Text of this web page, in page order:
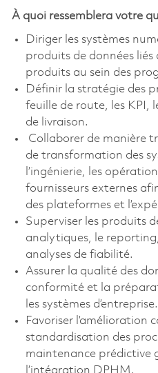
À quoi ressemblera votre
Diriger les systèmes
produits de données
produits au sein des
Définir la stratégie des
feuille de route, les KPI,
de livraison.
Collaborer de manière
de transformation des
l’ingénierie, les
fournisseurs externes
des plateformes et
Superviser les produits
analytiques, le
analyses de fiabilité.
Assurer la qualité des
conformité et la
les systèmes d’entreprise.
Favoriser l’amélioration
standardisation des
maintenance prédictive